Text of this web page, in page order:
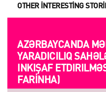
OTHER INTERESTING
AZƏRBAYCANDA
YARADICILIQ
INKIŞAF
FARINHA)